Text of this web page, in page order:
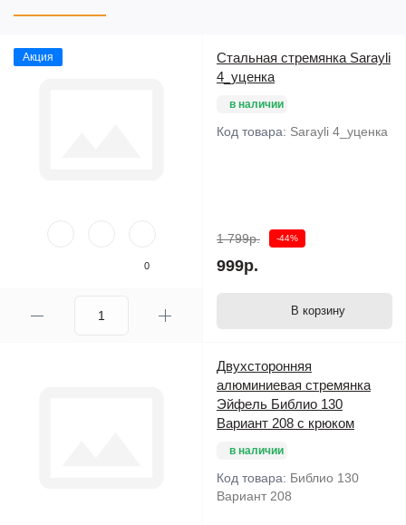
Акция
0
Стальная стремянка Sarayli
4_уценка
в наличии
Код товара: Sarayli 4_уценка
1 799р. -44%
999р.
В корзину
Двухсторонняя
алюминиевая стремянка
Эйфель Библио 130
Вариант 208 с крюком
в наличии
Код товара: Библио 130
Вариант 208